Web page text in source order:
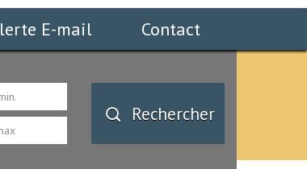
Alerte E-mail Contact
Rechercher